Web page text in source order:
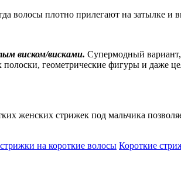
волосы плотно прилегают на затылке и
виском/висками. Супермодный
геометрические фигуры и даже
женских стрижек под мальчика
на короткие волосы Короткие